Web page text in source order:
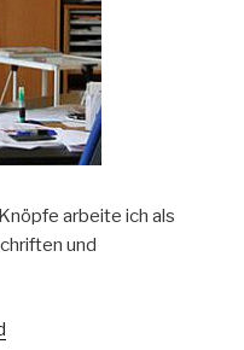
arbeite ich als
und